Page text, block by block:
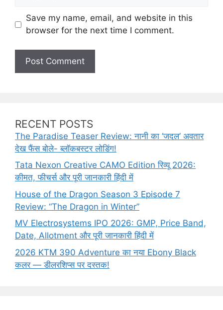
s
t
Save my name, email, and website in this
browser for the next time I comment.
RECENT POSTS
The Paradise Teaser Review: नानी का ‘जदल’ अवतार
देख फैंस बोले- ब्लॉकबस्टर लोडिंग!
Tata Nexon Creative CAMO Edition रिव्यू 2026:
कीमत, फीचर्स और पूरी जानकारी हिंदी में
House of the Dragon Season 3 Episode 7
Review: “The Dragon in Winter”
MV Electrosystems IPO 2026: GMP, Price Band,
Date, Allotment और पूरी जानकारी हिंदी में
2026 KTM 390 Adventure का नया Ebony Black
कलर — डीलरशिप्स पर दस्तक!